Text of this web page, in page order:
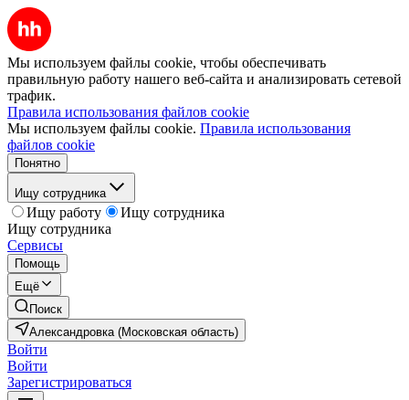
Мы используем файлы cookie, чтобы обеспечивать
правильную работу нашего веб-сайта и анализировать сетевой
трафик.
Правила использования файлов cookie
Мы используем файлы cookie. Правила использования
файлов cookie
Понятно
Ищу сотрудника
Ищу работу
Ищу сотрудника
Ищу сотрудника
Сервисы
Помощь
Ещё
Поиск
Александровка (Московская область)
Войти
Войти
Зарегистрироваться